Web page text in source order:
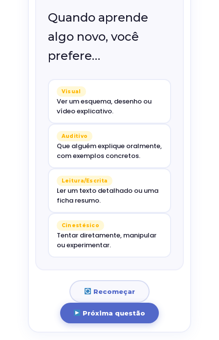
Quando aprende
algo novo, você
prefere…
Visual
Ver um esquema, desenho ou
vídeo explicativo.
Auditivo
Que alguém explique oralmente,
com exemplos concretos.
Leitura/Escrita
Ler um texto detalhado ou uma
ficha resumo.
Cinestésico
Tentar diretamente, manipular
ou experimentar.
Recomeçar
Próxima questão